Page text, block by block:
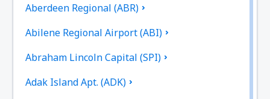
Aberdeen Regional (ABR)
Abilene Regional Airport (ABI)
Abraham Lincoln Capital (SPI)
Adak Island Apt. (ADK)